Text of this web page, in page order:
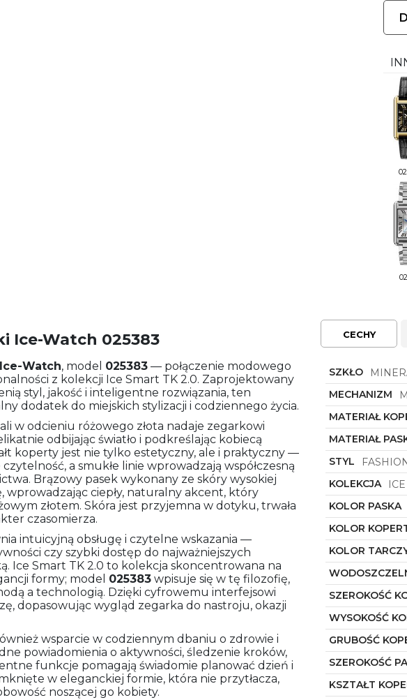
Ice-Watch 025383
Ice-Watch, model 025383 — połączenie modowego
z kolekcji Ice Smart TK 2.0. Zaprojektowany
styl, jakość i inteligentne rozwiązania, ten
dodatek do miejskich stylizacji i codziennego życia.
w odcieniu różowego złota nadaje zegarkowi
odbijając światło i podkreślając kobiecą
koperty jest nie tylko estetyczny, ale i praktyczny —
a smukłe linie wprowadzają współczesną
Brązowy pasek wykonany ze skóry wysokiej
wprowadzając ciepły, naturalny akcent, który
złotem. Skóra jest przyjemna w dotyku, trwała
czasomierza.
intuicyjną obsługę i czytelne wskazania —
czy szybki dostęp do najważniejszych
Ice Smart TK 2.0 to kolekcja skoncentrowana na
formy; model 025383 wpisuje się w tę filozofię,
a technologią. Dzięki cyfrowemu interfejsowi
dopasowując wygląd zegarka do nastroju, okazji
wsparcie w codziennym dbaniu o zdrowie i
powiadomienia o aktywności, śledzenie kroków,
funkcje pomagają świadomie planować dzień i
w eleganckiej formie, która nie przytłacza,
noszącej go kobiety.
CECHY
SZKŁO
MECHANIZM
MATERIAŁ
MATERIAŁ
STYL
FASHION
KOLEKCJA
KOLOR PASKA
KOLOR
KOLOR
SZEROKOŚĆ
WYSOKOŚĆ
GRUBOŚĆ
SZEROKOŚĆ
KSZTAŁT